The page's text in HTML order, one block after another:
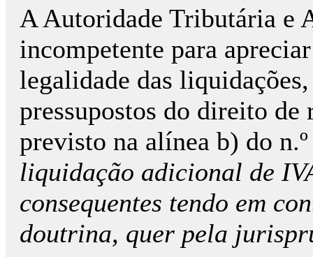
A Autoridade Tributária e
incompetente para
legalidade das
pressupostos do direito de
previsto na alínea b) do
liquidação adicional de
consequentes tendo em
doutrina, quer pela